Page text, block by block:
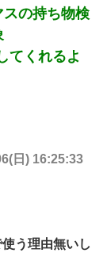
の持ち物検
てくれるよ
日) 16:25:33
う理由無いし